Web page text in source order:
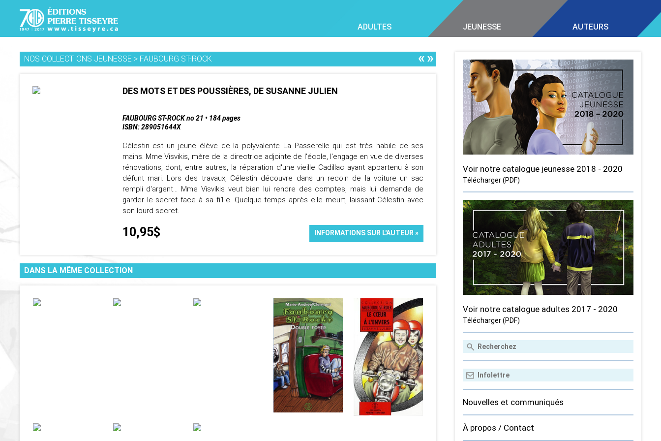
ADULTES JEUNESSE AUTEURS
NOS COLLECTIONS JEUNESSE > FAUBOURG ST-ROCK «»
DES MOTS ET DES POUSSIÈRES, DE SUSANNE JULIEN
FAUBOURG ST-ROCK no 21 • 184 pages
ISBN: 289051644X
Célestin est un jeune élève de la polyvalente La Passerelle qui est très habile de ses
mains. Mme Visvikis, mère de la directrice adjointe de l'école, l'engage en vue de diverses
rénovations, dont, entre autres, la réparation d'une vieille Cadillac ayant appartenu à son
défunt mari. Lors des travaux, Célestin découvre dans un recoin de la voiture un sac
rempli d'argent... Mme Visvikis veut bien lui rendre des comptes, mais lui demande de
garder le secret face à sa fi1le. Quelque temps après elle meurt, laissant Célestin avec
son lourd secret.
10,95$ INFORMATIONS SUR L'AUTEUR »
DANS LA MÊME COLLECTION
Voir notre catalogue jeunesse 2018 - 2020
Télécharger (PDF)
Voir notre catalogue adultes 2017 - 2020
Télécharger (PDF)
Nouvelles et communiqués
À propos / Contact